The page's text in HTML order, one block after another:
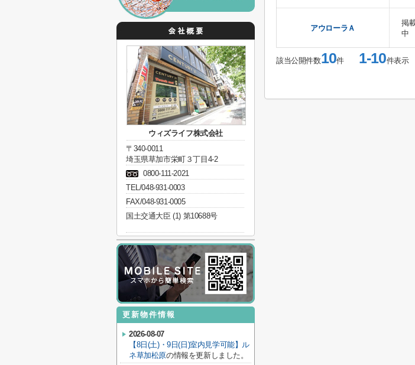
アウローラＡ
掲
中
該当公開件数10件1-10件表示
ウィズライフ株式会社
〒340-0011
埼玉県草加市栄町３丁目4-2
0800-111-2021
TEL/048-931-0003
FAX/048-931-0005
国土交通大臣 (1) 第10688号
更新物件情報
2026-08-07
【8日(土)・9日(日)室内見学可能】ル
ネ草加松原の情報を更新しました。